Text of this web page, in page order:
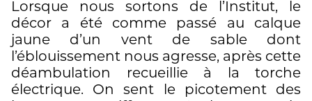
Lorsque nous sortons de l’Institut, le
décor a été comme passé au calque
jaune d’un vent de sable dont
l’éblouissement nous agresse, après cette
déambulation recueillie à la torche
électrique. On sent le picotement des